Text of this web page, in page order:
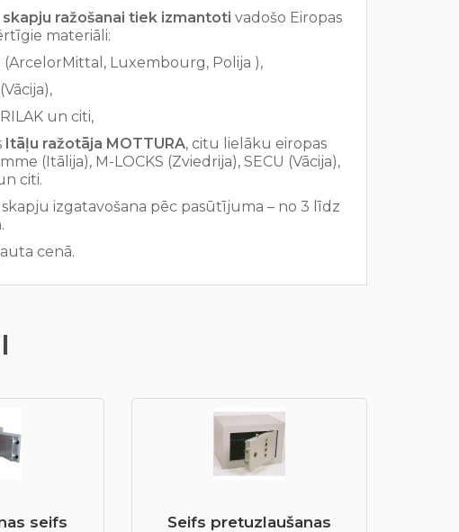
ražošanai tiek izmantoti vadošo Eiropas
materiāli:
Luxembourg, Polija ),
un citi,
Itāļu ražotāja MOTTURA, citu lielāku eiropas
(Itālija), M-LOCKS (Zviedrija), SECU (Vācija),
citi.
izgatavošana pēc pasūtījuma – no 3 līdz
cenā.
seifs
Seifs pretuzlaušanas